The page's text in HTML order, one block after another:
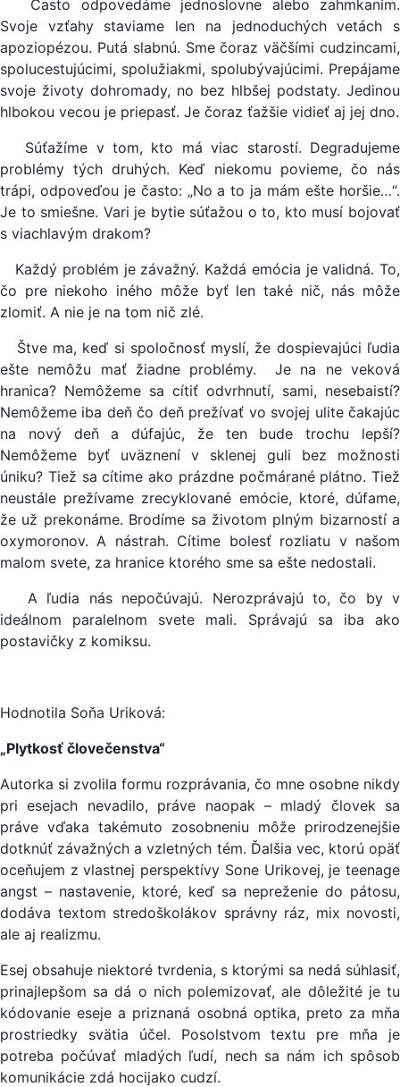
Často odpovedáme jednoslovne alebo zahmkaním.
Svoje vzťahy staviame len na jednoduchých vetách s
apoziopézou. Putá slabnú. Sme čoraz väčšími cudzincami,
spolucestujúcimi, spolužiakmi, spolubývajúcimi. Prepájame
svoje životy dohromady, no bez hlbšej podstaty. Jedinou
hlbokou vecou je priepasť. Je čoraz ťažšie vidieť aj jej dno.
Súťažíme v tom, kto má viac starostí. Degradujeme
problémy tých druhých. Keď niekomu povieme, čo nás
trápi, odpoveďou je často: „No a to ja mám ešte horšie…“.
Je to smiešne. Vari je bytie súťažou o to, kto musí bojovať
s viachlavým drakom?
Každý problém je závažný. Každá emócia je validná. To,
čo pre niekoho iného môže byť len také nič, nás môže
zlomiť. A nie je na tom nič zlé.
Štve ma, keď si spoločnosť myslí, že dospievajúci ľudia
ešte nemôžu mať žiadne problémy. Je na ne veková
hranica? Nemôžeme sa cítiť odvrhnutí, sami, nesebaistí?
Nemôžeme iba deň čo deň prežívať vo svojej ulite čakajúc
na nový deň a dúfajúc, že ten bude trochu lepší?
Nemôžeme byť uväznení v sklenej guli bez možnosti
úniku? Tiež sa cítime ako prázdne počmárané plátno. Tiež
neustále prežívame zrecyklované emócie, ktoré, dúfame,
že už prekonáme. Brodíme sa životom plným bizarností a
oxymoronov. A nástrah. Cítime bolesť rozliatu v našom
malom svete, za hranice ktorého sme sa ešte nedostali.
A ľudia nás nepočúvajú. Nerozprávajú to, čo by v
ideálnom paralelnom svete mali. Správajú sa iba ako
postavičky z komiksu.
Hodnotila Soňa Uriková:
„Plytkosť človečenstva“
Autorka si zvolila formu rozprávania, čo mne osobne nikdy
pri esejach nevadilo, práve naopak – mladý človek sa
práve vďaka takémuto zosobneniu môže prirodzenejšie
dotknúť závažných a vzletných tém. Ďalšia vec, ktorú opäť
oceňujem z vlastnej perspektívy Sone Urikovej, je teenage
angst – nastavenie, ktoré, keď sa nepreženie do pátosu,
dodáva textom stredoškolákov správny ráz, mix novosti,
ale aj realizmu.
Esej obsahuje niektoré tvrdenia, s ktorými sa nedá súhlasiť,
prinajlepšom sa dá o nich polemizovať, ale dôležité je tu
kódovanie eseje a priznaná osobná optika, preto za mňa
prostriedky svätia účel. Posolstvom textu pre mňa je
potreba počúvať mladých ľudí, nech sa nám ich spôsob
komunikácie zdá hocijako cudzí.